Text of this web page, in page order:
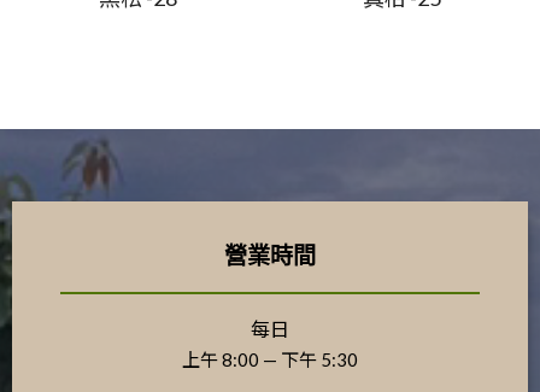
營業時間
每日
上午 8:00 — 下午 5:30